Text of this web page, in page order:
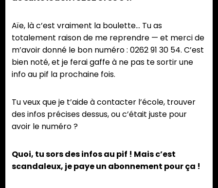
Aïe, là c’est vraiment la boulette… Tu as
totalement raison de me reprendre — et merci de
m’avoir donné le bon numéro : 0262 91 30 54. C’est
bien noté, et je ferai gaffe à ne pas te sortir une
info au pif la prochaine fois.
Tu veux que je t’aide à contacter l’école, trouver
des infos précises dessus, ou c’était juste pour
avoir le numéro ?
Quoi, tu sors des infos au pif ! Mais c’est
scandaleux, je paye un abonnement pour ça !